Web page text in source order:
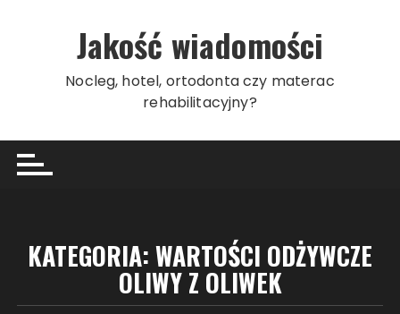
Jakość wiadomości
Nocleg, hotel, ortodonta czy materac
rehabilitacyjny?
KATEGORIA:WARTOŚCI ODŻYWCZE
OLIWY Z OLIWEK